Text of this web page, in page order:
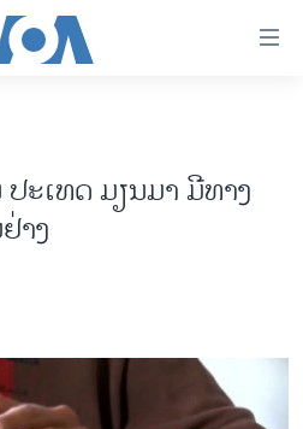
ຫະລັດ 2024
ະເທດ ມຽນມາ ມີທາງ
າງ